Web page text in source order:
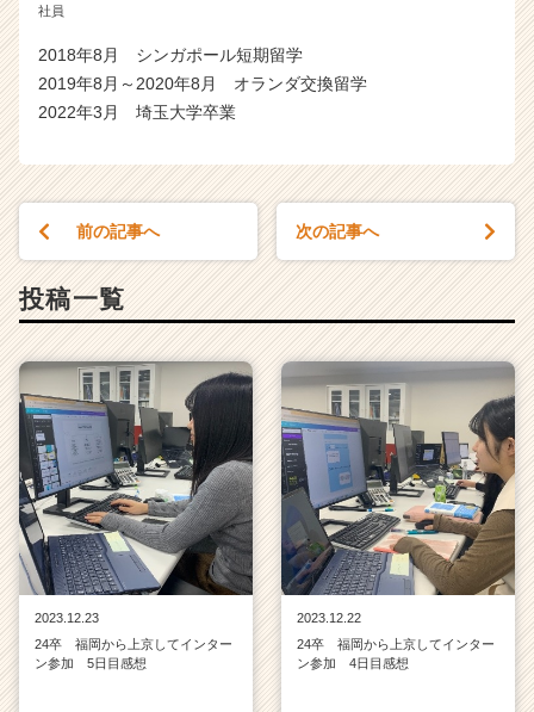
社員
2018年8月 シンガポール短期留学
2019年8月～2020年8月 オランダ交換留学
2022年3月 埼玉大学卒業
前の記事へ 次の記事へ
投稿一覧
2023.12.23
24卒 福岡から上京してインター
ン参加 5日目感想
2023.12.22
24卒 福岡から上京してインター
ン参加 4日目感想